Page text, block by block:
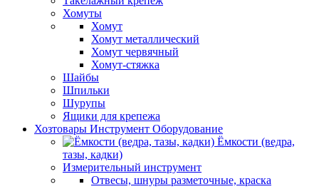
Хомуты
Хомут
Хомут металлический
Хомут червячный
Хомут-стяжка
Шайбы
Шпильки
Шурупы
Ящики для крепежа
Хозтовары Инструмент Оборудование
Ёмкости (ведра,
тазы, кадки)
Измерительный инструмент
Отвесы, шнуры разметочные, краска